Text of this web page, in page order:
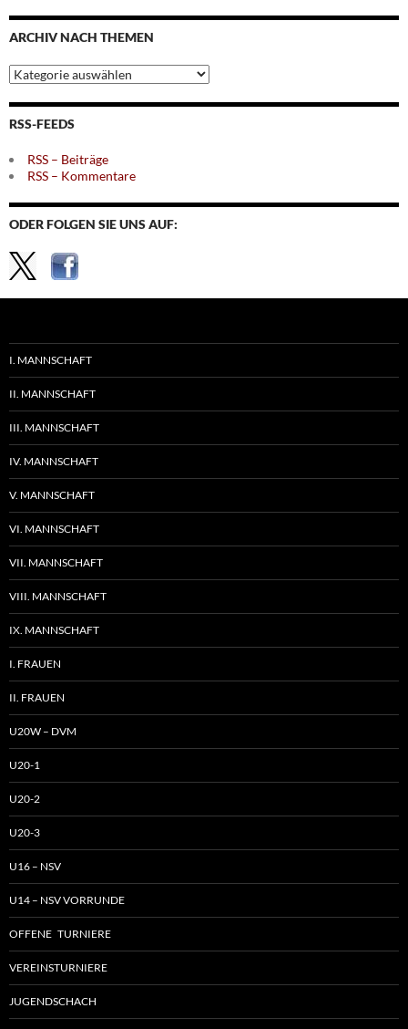
Monaten
ARCHIV NACH THEMEN
Archiv
nach
Themen
RSS-FEEDS
RSS – Beiträge
RSS – Kommentare
ODER FOLGEN SIE UNS AUF:
I. MANNSCHAFT
II. MANNSCHAFT
III. MANNSCHAFT
IV. MANNSCHAFT
V. MANNSCHAFT
VI. MANNSCHAFT
VII. MANNSCHAFT
VIII. MANNSCHAFT
IX. MANNSCHAFT
I. FRAUEN
II. FRAUEN
U20W – DVM
U20-1
U20-2
U20-3
U16 – NSV
U14 – NSV VORRUNDE
OFFENE TURNIERE
VEREINSTURNIERE
JUGENDSCHACH